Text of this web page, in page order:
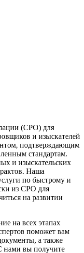
(СРО) для
и изыскателей
подтверждающим
стандартам.
и изыскательских
Наша
по быстрому и
из СРО для
на развитии
на всех этапах
поможет вам
а также
нами вы получите